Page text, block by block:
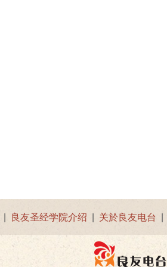
良友圣经学院介绍 | 关於良友电台 |